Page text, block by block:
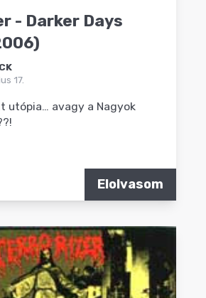
- Darker Days
17.
utópia… avagy a Nagyok
Elolvasom